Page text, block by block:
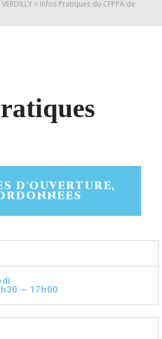
> Infos Pratiques du CFPPA de
D'OUVERTURE,
– 17h00